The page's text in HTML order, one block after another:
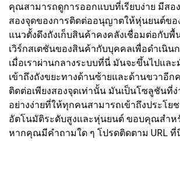
คุณสามารถดูการออกแบบที่เรียบง่าย มีสอ
สองจุดของการติดต่ออนุญาตให้หุ่นยนต์ขอ
แนวตั้งดึงถังเก็บสินค้าคงคลังเชื่อมต่อกับ
เวิร์กสเตชันของสินค้ากับบุคคลเพื่อดำเนิน
เมื่อเราผ่านกลางระบบที่นี่ มันจะขึ้นไปแล
เข้าถึงถังขยะทางด้านซ้ายและด้านขวาอีก
ติดต่อเพียงสองจุดเท่านั้น มันเป็นโซลูชันที่
อย่างง่ายที่ให้ทุกคนสามารถเข้าถึงประโย
อัตโนมัติระดับสูงและหุ่นยนต์ ขอบคุณสำห
หากคุณมีคำถามใด ๆ โปรดติดตาม URL